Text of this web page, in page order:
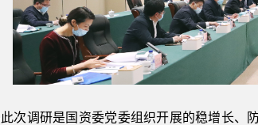
次调研是国资委党委组织开展的稳增长、